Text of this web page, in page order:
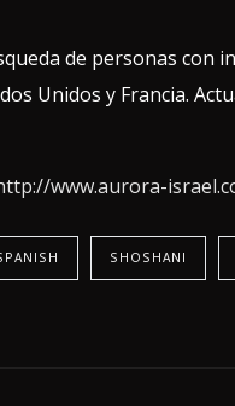
de personas con
Unidos y Francia.
www.aurora-
SHOSHANI